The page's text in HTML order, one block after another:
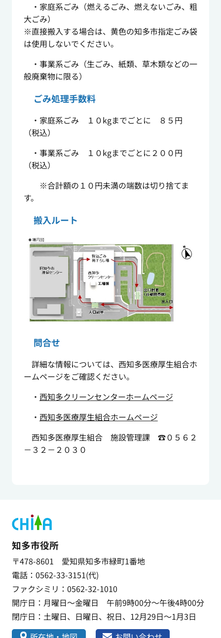
・家庭系ごみ（燃えるごみ、燃えないごみ、粗
大ごみ）
※直接搬入する場合は、黄色の知多市指定ごみ袋
は使用しないでください。
・事業系ごみ（生ごみ、紙類、草木類などの一
般廃棄物に限る）
ごみ処理手数料
・家庭系ごみ １０kgまでごとに ８５円
（税込）
・事業系ごみ １０kgまでごとに２００円
（税込）
※合計額の１０円未満の端数は切り捨てま
す。
搬入ルート
問合せ
詳細な情報については、西知多医療厚生組合ホ
ームページをご確認ください。
・ 西知多クリーンセンターホームページ
・ 西知多医療厚生組合ホームページ
西知多医療厚生組合 施設管理課 ☎０５６２
－３２－２０３０
知多市役所
〒478-8601 愛知県知多市緑町1番地
電話：0562-33-3151(代)
ファクシミリ：0562-32-1010
開庁日：月曜日～金曜日 午前9時00分～午後4時00分
閉庁日：土曜日、日曜日、祝日、12月29日～1月3日